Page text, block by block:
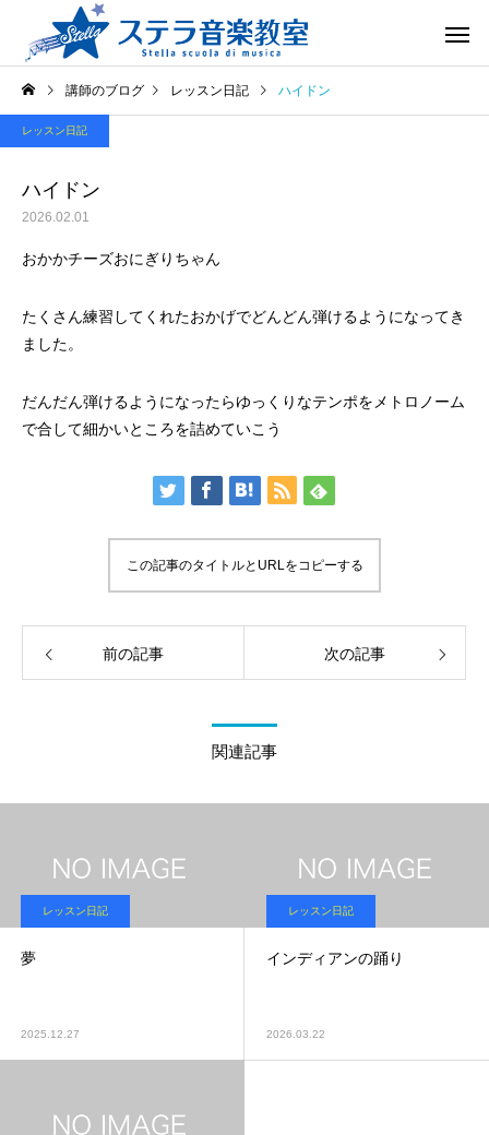
講師のブログ レッスン日記 ハイドン
レッスン日記
ハイドン
2026.02.01
おかかチーズおにぎりちゃん
たくさん練習してくれたおかげでどんどん弾けるようになってき
ました。
だんだん弾けるようになったらゆっくりなテンポをメトロノーム
で合して細かいところを詰めていこう
この記事のタイトルとURLをコピーする
前の記事 次の記事
関連記事
レッスン日記
夢
2025.12.27
レッスン日記
インディアンの踊り
2026.03.22